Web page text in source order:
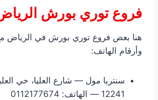
فروع توري بورش
هنا بعض فروع توري بورش في الرياض مع
وأرقام الهاتف:
سنتريا مول — شارع العليا، حي
12241 — الهاتف: 0112177674